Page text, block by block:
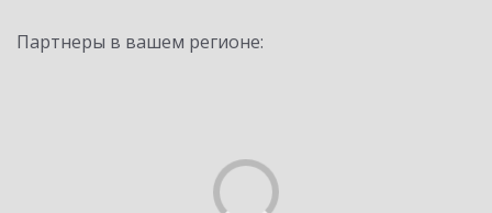
Партнеры в вашем регионе: